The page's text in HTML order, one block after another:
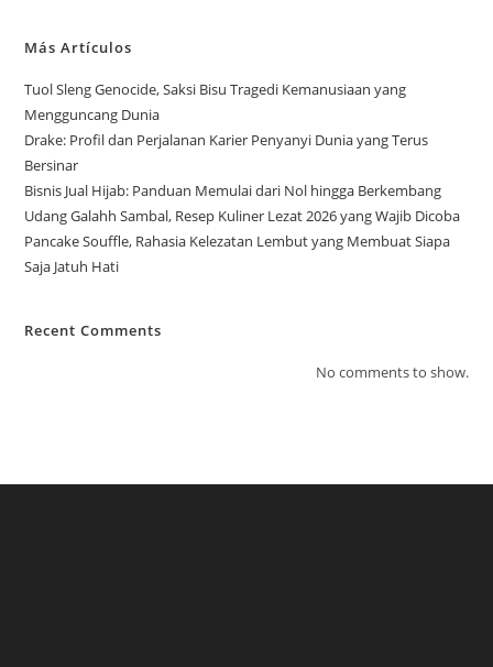
Más Artículos
Tuol Sleng Genocide, Saksi Bisu Tragedi Kemanusiaan yang
Mengguncang Dunia
Drake: Profil dan Perjalanan Karier Penyanyi Dunia yang Terus
Bersinar
Bisnis Jual Hijab: Panduan Memulai dari Nol hingga Berkembang
Udang Galahh Sambal, Resep Kuliner Lezat 2026 yang Wajib Dicoba
Pancake Souffle, Rahasia Kelezatan Lembut yang Membuat Siapa
Saja Jatuh Hati
Recent Comments
No comments to show.